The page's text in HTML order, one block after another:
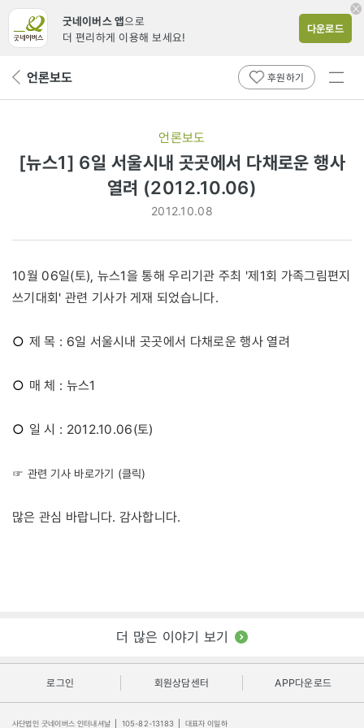
굿네이버스 앱으로
더 편리하게 이용해 보세요!
다운로드
뒤 언론보도 후원하기
전체
언론보도
[뉴스1] 6일 서울시내 곳곳에서 다채로운 행사
열려 (2012.10.06)
2012.10.08
10월 06일(토), 뉴스1을 통해 우리기관 주최 '제1회 가족그림편지
쓰기대회' 관련 기사가 게재 되었습니다.
○ 제 목 : 6일 서울시내 곳곳에서 다채로운 행사 열려
○ 매 체 : 뉴스1
○ 일 시 : 2012.10.06(토)
☞ 관련 기사 바로가기 (클릭)
많은 관심 바랍니다. 감사합니다.
더 많은 이야기 보기
로그인 회원상담센터 APP다운로드
사단법인 굿네이버스 인터내셔날 105-82-13183 대표자 이일하